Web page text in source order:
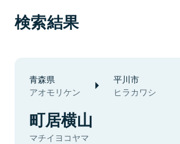
検索結果
青森県
アオモリケン
平川市
ヒラカワシ
町居横山
マチイヨコヤマ